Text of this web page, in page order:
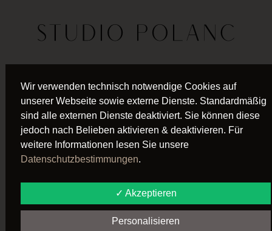
SCHLAGWORT:NEWS
RÜCKBLICK AUF
DAS KIDS DANCE
CAMP 2024
Wir verwenden technisch notwendige Cookies auf
unserer Webseite sowie externe Dienste. Standardmäßig
sind alle externen Dienste deaktiviert. Sie können diese
jedoch nach Belieben aktivieren & deaktivieren. Für
weitere Informationen lesen Sie unsere
Datenschutzbestimmungen.
✓ Akzeptieren
Personalisieren